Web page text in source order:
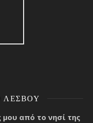
ΛΈΣΒΟΥ
μου από το νησί της